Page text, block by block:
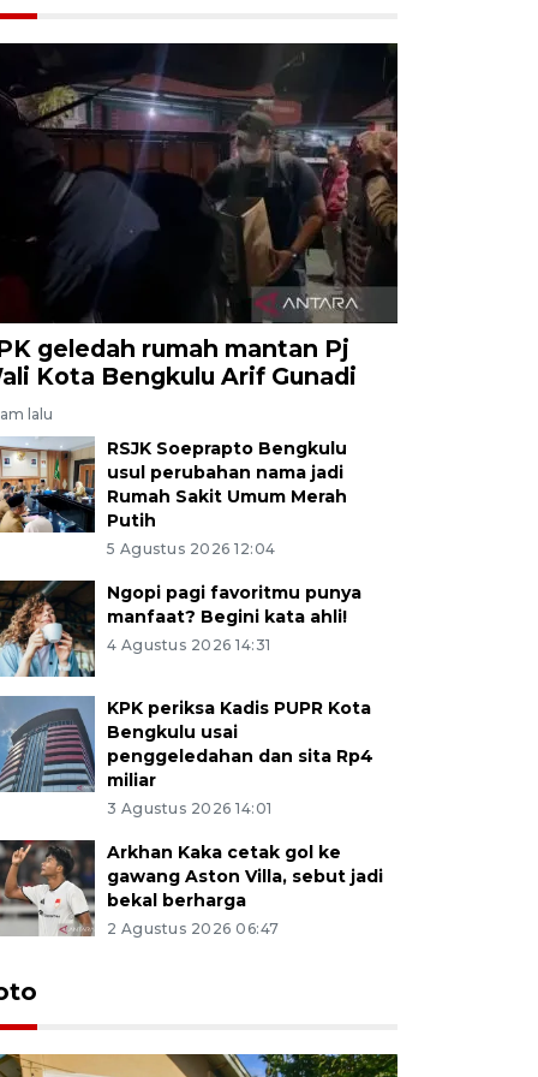
geledah rumah mantan Pj
Kota Bengkulu Arif Gunadi
lalu
RSJK Soeprapto Bengkulu
usul perubahan nama jadi
Rumah Sakit Umum Merah
Putih
5 Agustus 2026 12:04
Ngopi pagi favoritmu punya
manfaat? Begini kata ahli!
4 Agustus 2026 14:31
KPK periksa Kadis PUPR Kota
Bengkulu usai
penggeledahan dan sita Rp4
miliar
3 Agustus 2026 14:01
Arkhan Kaka cetak gol ke
gawang Aston Villa, sebut jadi
bekal berharga
2 Agustus 2026 06:47